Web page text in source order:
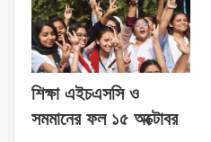
শিক্ষা এইচএসসি ও
সমমানের ফল ১৫ অক্টোবর